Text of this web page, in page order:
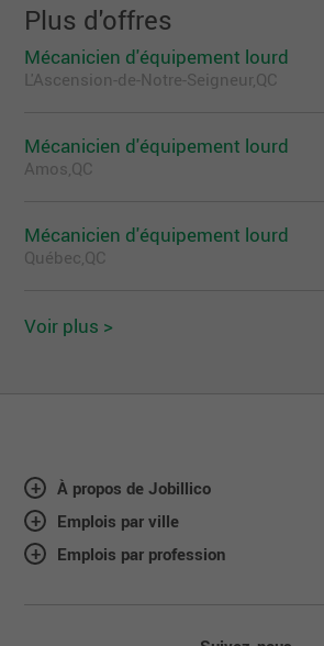
Plus d'offres
Mécanicien d'équipement lourd
L'Ascension-de-Notre-Seigneur,QC
Mécanicien d'équipement lourd
Amos,QC
Mécanicien d'équipement lourd
Québec,QC
Voir plus >
À propos de Jobillico
Emplois par ville
Emplois par profession